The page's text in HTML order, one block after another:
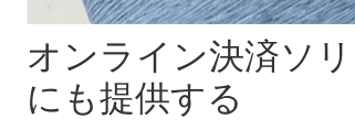
オンライン決済ソ
にも提供する